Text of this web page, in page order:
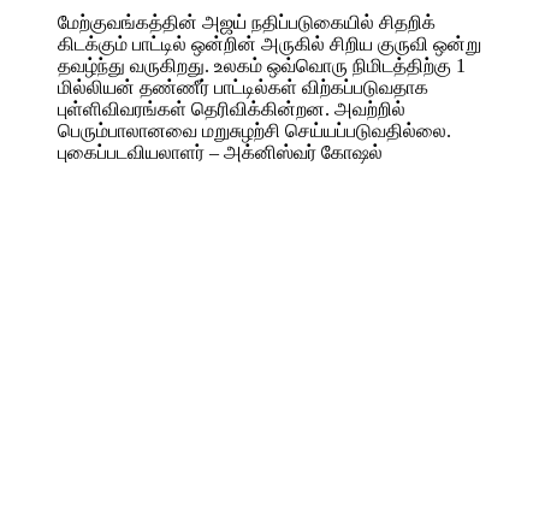
மேற்குவங்கத்தின் அஜய் நதிப்படுகையில் சிதறிக்
கிடக்கும் பாட்டில் ஒன்றின் அருகில் சிறிய குருவி ஒன்று
தவழ்ந்து வருகிறது. உலகம் ஒவ்வொரு நிமிடத்திற்கு 1
மில்லியன் தண்ணீர் பாட்டில்கள் விற்கப்படுவதாக
புள்ளிவிவரங்கள் தெரிவிக்கின்றன. அவற்றில்
பெரும்பாலானவை மறுசுழற்சி செய்யப்படுவதில்லை.
புகைப்படவியலாளர் – அக்னிஸ்வர் கோஷல்